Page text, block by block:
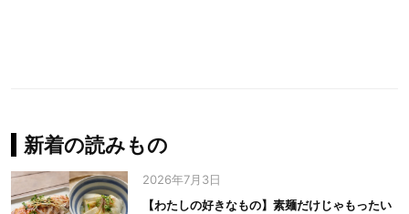
新着の読みもの
2026年7月3日
【わたしの好きなもの】素麺だけじゃもったい